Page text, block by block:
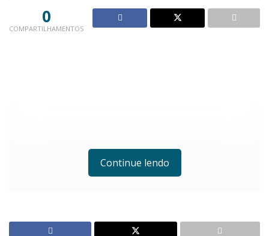
0
COMPARTILHAMENTOS
Continue lendo